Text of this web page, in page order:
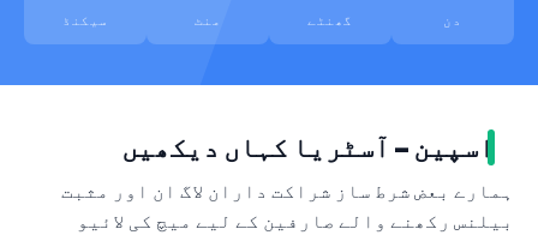
دن گھنٹے منٹ سیکنڈ
اسپین – آسٹریا کہاں دیکھیں
ہمارے بعض شرط ساز شراکت داران لاگ ان اور مثبت
بیلنس رکھنے والے صارفین کے لیے میچ کی لائیو